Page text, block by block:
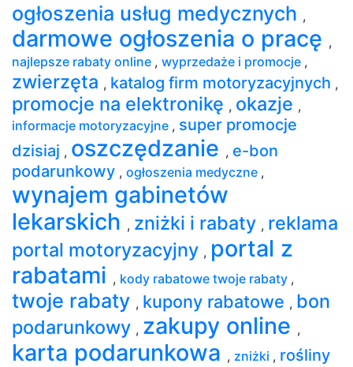
ogłoszenia usług medycznych ,
darmowe ogłoszenia o pracę ,
najlepsze rabaty online , wyprzedaże i promocje ,
zwierzęta , katalog firm motoryzacyjnych ,
promocje na elektronikę , okazje ,
informacje motoryzacyjne , super promocje
dzisiaj , oszczędzanie , e-bon
podarunkowy , ogłoszenia medyczne ,
wynajem gabinetów
lekarskich , zniżki i rabaty , reklama
portal motoryzacyjny , portal z
rabatami , kody rabatowe twoje rabaty ,
twoje rabaty , kupony rabatowe , bon
podarunkowy , zakupy online ,
karta podarunkowa , zniżki , rośliny